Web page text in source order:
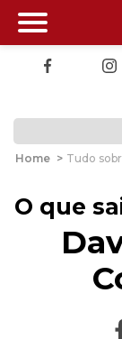
Home > Tudo
O que